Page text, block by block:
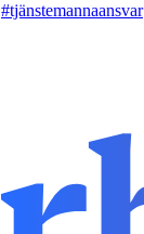
#tjänstemannaansvar